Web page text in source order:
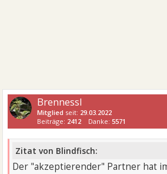
Brennessl
Mitglied seit: 29.03.2022
Beiträge: 2412 Danke:5571
Zitat von Blindfisch:
Der "akzeptierender" Partner hat